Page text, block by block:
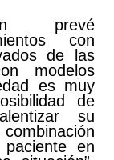
prevé
con
de las
modelos
es muy
de
su
en